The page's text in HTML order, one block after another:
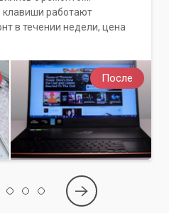
После
клавиши работают
в течении недели, цена